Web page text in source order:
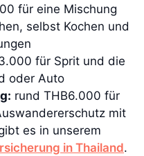
für eine Mischung
selbst Kochen und
für Sprit und die
oder Auto
rund THB6.000 für
mit
es in unserem
in Thailand.